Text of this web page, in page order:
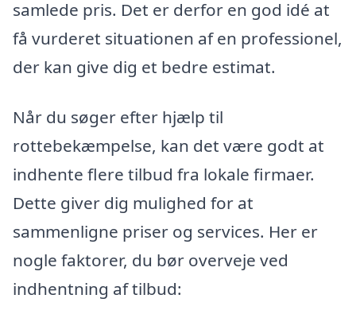
samlede pris. Det er derfor en god idé at
få vurderet situationen af en professionel,
der kan give dig et bedre estimat.
Når du søger efter hjælp til
rottebekæmpelse, kan det være godt at
indhente flere tilbud fra lokale firmaer.
Dette giver dig mulighed for at
sammenligne priser og services. Her er
nogle faktorer, du bør overveje ved
indhentning af tilbud: